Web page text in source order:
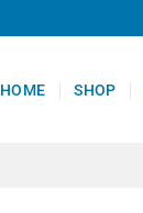
HOME SHOP